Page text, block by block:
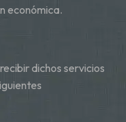
económica.
dichos servicios